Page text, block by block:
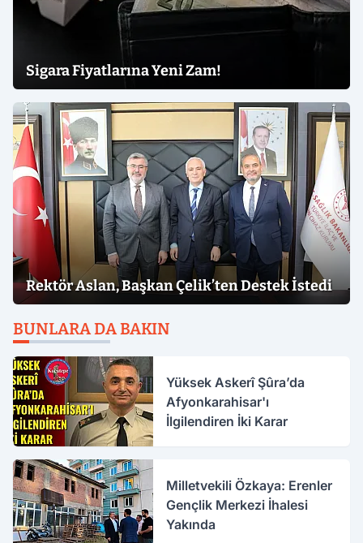
Sigara Fiyatlarına Yeni Zam!
Rektör Aslan, Başkan Çelik’ten Destek İstedi
BUNLARA DA BAKIN
Yüksek Askerî Şûra’da
Afyonkarahisar'ı
İlgilendiren İki Karar
Milletvekili Özkaya: Erenler
Gençlik Merkezi İhalesi
Yakında